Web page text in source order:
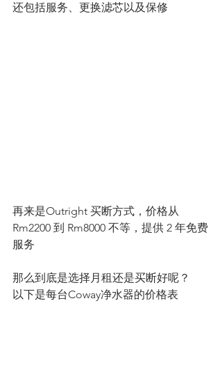
还包括服务、更换滤芯以及保修
再来是Outright 买断方式，价格从
Rm2200 到 Rm8000 不等，提供 2 年免费
服务
那么到底是选择月租还是买断好呢？
以下是每台Coway净水器的价格表